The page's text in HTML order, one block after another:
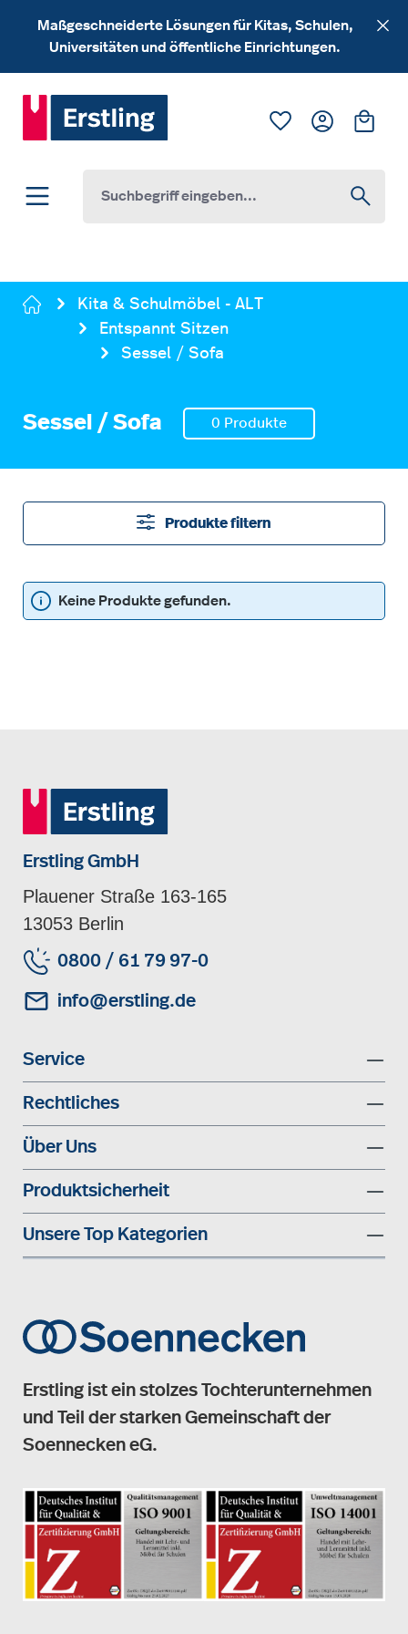
Zum Hauptinhalt springen
Maßgeschneiderte Lösungen für Kitas, Schulen,
Universitäten und öffentliche Einrichtungen.
Du hast 0
Kita & Schulmöbel - ALT
Entspannt Sitzen
Sessel / Sofa
Sessel / Sofa 0 Produkte
Produkte filtern
Keine Produkte gefunden.
Erstling GmbH
Plauener Straße 163-165
13053 Berlin
0800 / 61 79 97-0
info@erstling.de
Service
Rechtliches
Über Uns
Produktsicherheit
Unsere Top Kategorien
Erstling ist ein stolzes Tochterunternehmen
und Teil der starken Gemeinschaft der
Soennecken eG.